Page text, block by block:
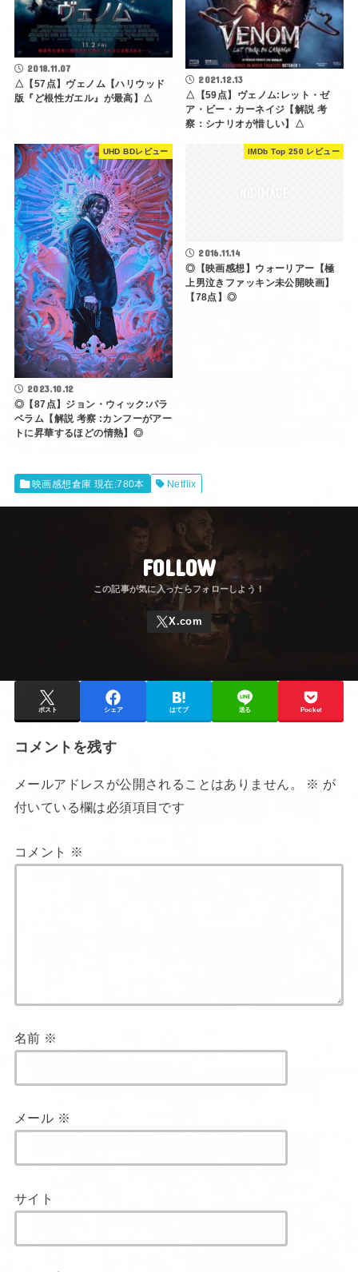
2023.10.12
◎【87点】ジョン・ウィック:パラ
ベラム【解説 考察 :カンフーがアー
トに昇華するほどの情熱】◎
2016.11.14
◎【映画感想】ウォーリアー【極
上男泣きファッキン未公開映画】
【78点】◎
映画感想倉庫 現在:780本 Netflix
FOLLOW
メールアドレスが公開されることはありません。
付いている欄は必須項目です
コメント※
名前※